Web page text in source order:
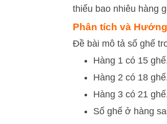
thiểu bao nhiêu hàng
Phân tích và
Đề bài mô tả số ghế
Hàng 1 có 15
Hàng 2 có 18
Hàng 3 có 21
Số ghế ở hàng